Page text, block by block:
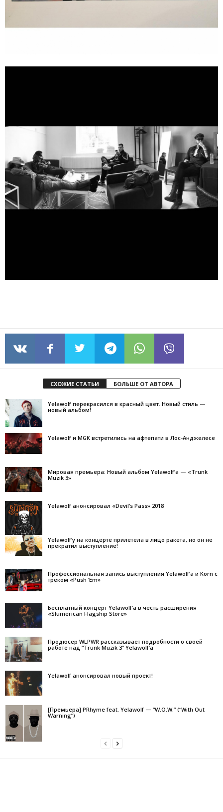
СХОЖИЕ СТАТЬИ БОЛЬШЕ ОТ АВТОРА
Yelawolf перекрасился в красный цвет. Новый стиль —
новый альбом!
Yelawolf и MGK встретились на афтепати в Лос-Анджелесе
Мировая премьера: Новый альбом Yelawolf’а — «Trunk
Muzik 3»
Yelawolf анонсировал «Devil’s Pass» 2018
Yelawolf’у на концерте прилетела в лицо ракета, но он не
прекратил выступление!
Профессиональная запись выступления Yelawolf’а и Korn с
треком «Push ‘Em»
Бесплатный концерт Yelawolf’а в честь расширения
«Slumerican Flagship Store»
Продюсер WLPWR рассказывает подробности о своей
работе над “Trunk Muzik 3” Yelawolf’а
Yelawolf анонсировал новый проект!
[Премьера] PRhyme feat. Yelawolf — “W.O.W.” (“With Out
Warning”)